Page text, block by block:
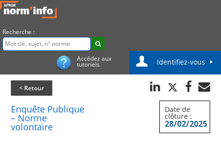
Recherche :
Accédez aux
tutoriels Identifiez-vous
< Retour
Enquête Publique
– Norme
volontaire
Date de
clôture :
28/02/2025